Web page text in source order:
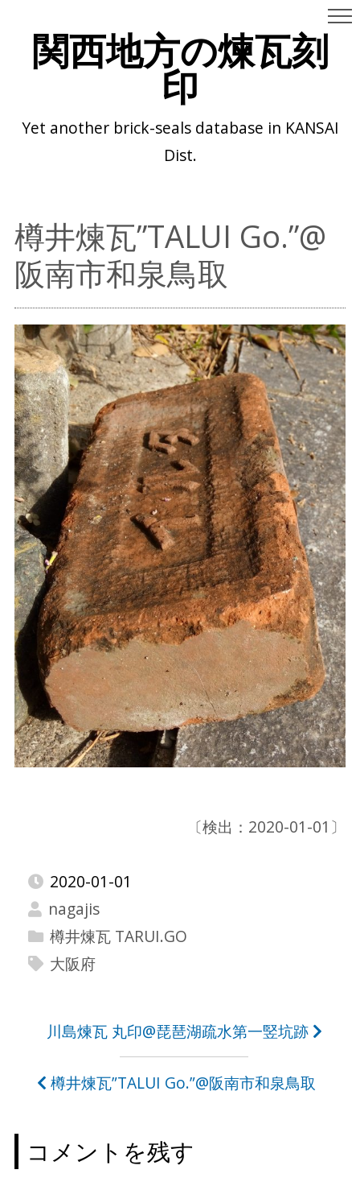
関西地方の煉瓦刻
印
Yet another brick-seals database in KANSAI
Dist.
樽井煉瓦”TALUI Go.”@
阪南市和泉鳥取
〔検出：2020-01-01〕
2020-01-01
nagajis
樽井煉瓦 TARUI.GO
大阪府
ナ
ビ
ゲ
川島煉瓦 丸印@琵琶湖疏水第一竪坑跡
樽井煉瓦”TALUI Go.”@阪南市和泉鳥取
コメントを残す